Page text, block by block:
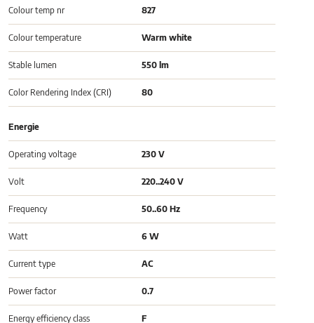
Colour temp nr 827
Colour temperature Warm white
Stable lumen 550 lm
Color Rendering Index (CRI) 80
Energie
Operating voltage 230 V
Volt 220..240 V
Frequency 50..60 Hz
Watt 6 W
Current type AC
Power factor 0.7
Energy efficiency class F